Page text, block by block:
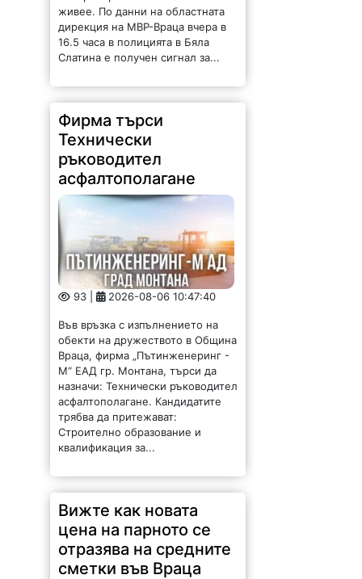
живее. По данни на областната
дирекция на МВР-Враца вчера в
16.5 часа в полицията в Бяла
Слатина е получен сигнал за...
Фирма търси
Технически
ръководител
асфалтополагане
93 | 2026-08-06 10:47:40
Във връзка с изпълнението на
обекти на дружеството в Община
Враца, фирма „Пътинженеринг -
М“ ЕАД гр. Монтана, търси да
назначи: Технически ръководител
асфалтополагане. Кандидатите
трябва да притежават:
Строително образование и
квалификация за...
Вижте как новата
цена на парното се
отразява на средните
сметки във Враца